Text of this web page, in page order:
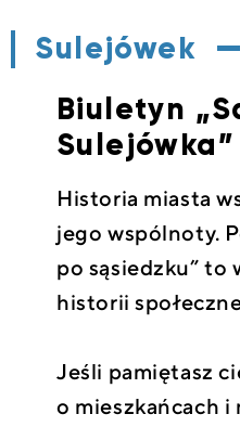
Sulejówek
Biuletyn
Sulejówka”
Historia miasta
jego wspólnoty.
po sąsiedzku” to
historii
Jeśli pamiętasz
o mieszkańcach i